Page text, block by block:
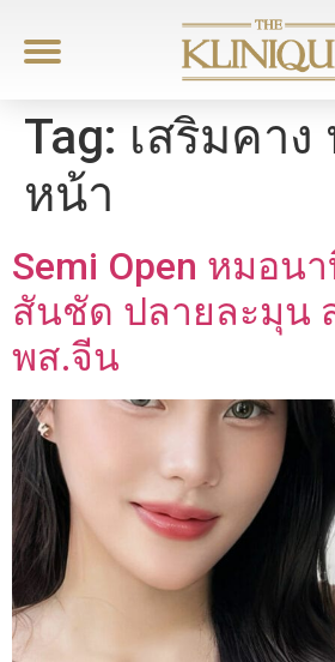
Tag: เสริมคาง
หน้า
Semi Open หมอน
สันชัด ปลายละมุน
พส.จีน